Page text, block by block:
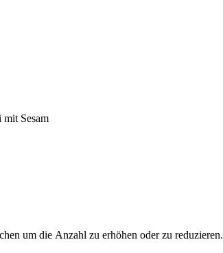
um die Anzahl zu erhöhen oder zu reduzieren.